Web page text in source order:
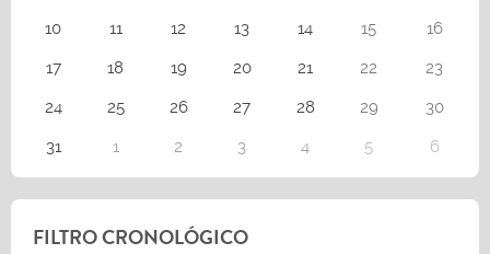
10
11 12 13 14 15
16
17
18 19 20 21 22
23
24
25 26 27 28 29
30
31
1 2 3 4 5 6
FILTRO CRONOLÓGICO